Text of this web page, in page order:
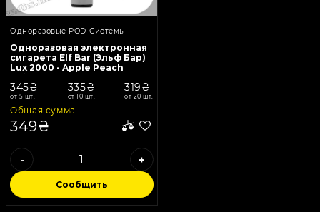
Одноразовые POD-Системы
Одноразовая электронная
сигарета Elf Bar (Эльф Бар)
Lux 2000 - Apple Peach
(Яблоко, Персик)
345₴
от 5 шт.
335₴
от 10 шт.
319₴
от 20 шт.
Общая сумма
349₴
- +
Сообщить